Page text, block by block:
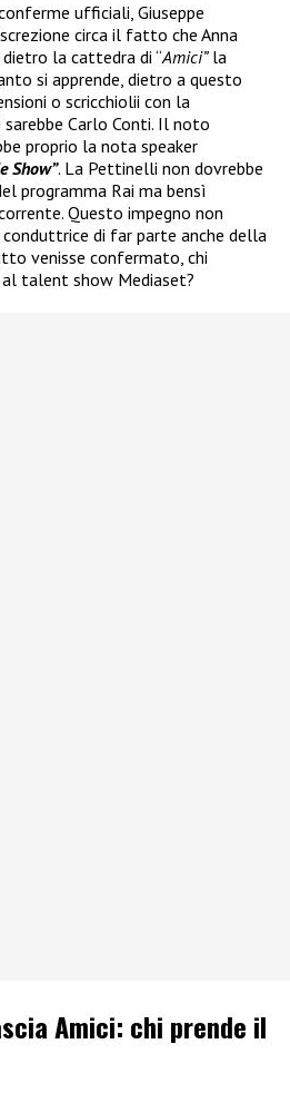
ufficiali, Giuseppe
circa il fatto che Anna
la cattedra di “Amici”la
si apprende, dietro a questo
o scricchiolii con la
Carlo Conti. Il noto
proprio la nota speaker
Show”. La Pettinelli non dovrebbe
programma Rai ma bensì
Questo impegno non
di far parte anche della
venisse confermato, chi
talent show Mediaset?
Amici: chi prende il